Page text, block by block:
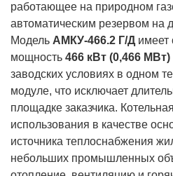
работающее на природном
автоматическим резервом на
Модель АМКУ-466.2 Г/Д
мощность 466 кВт (0,466 МВт)
заводских условиях в одном
модуле, что исключает
площадке заказчика.
использования в качестве
источника теплоснабжения
небольших промышленных